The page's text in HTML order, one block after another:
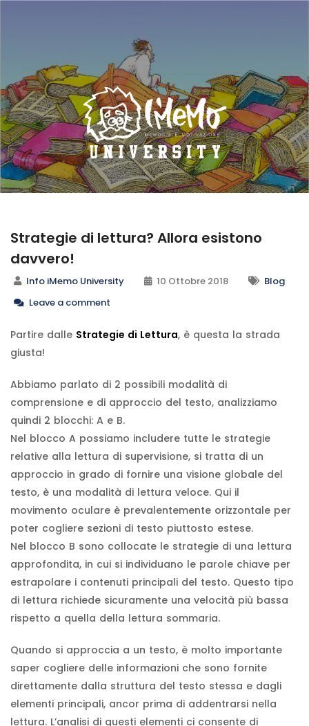
Strategie di lettura? Allora esistono
davvero!
Info iMemo University 10 Ottobre 2018
Blog
Leave a comment
Partire dalle Strategie di Lettura, è questa la strada
giusta!
Abbiamo parlato di 2 possibili modalità di
comprensione e di approccio del testo, analizziamo
quindi 2 blocchi: A e B.
Nel blocco A possiamo includere tutte le strategie
relative alla lettura di supervisione, si tratta di un
approccio in grado di fornire una visione globale del
testo, è una modalità di lettura veloce. Qui il
movimento oculare è prevalentemente orizzontale per
poter cogliere sezioni di testo piuttosto estese.
Nel blocco B sono collocate le strategie di una lettura
approfondita, in cui si individuano le parole chiave per
estrapolare i contenuti principali del testo. Questo tipo
di lettura richiede sicuramente una velocità più bassa
rispetto a quella della lettura sommaria.
Quando si approccia a un testo, è molto importante
saper cogliere delle informazioni che sono fornite
direttamente dalla struttura del testo stessa e dagli
elementi principali, ancor prima di addentrarsi nella
lettura. L’analisi di questi elementi ci consente di